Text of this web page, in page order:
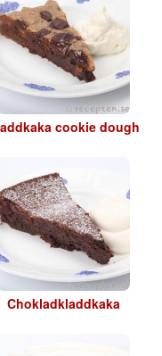
cookie dough
Chokladkladdkaka